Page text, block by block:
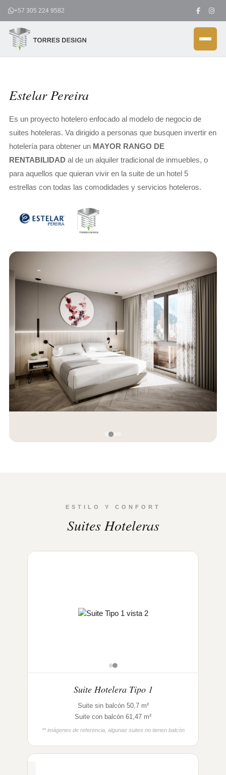
contenido
+57 305 224 9582
Estelar Pereira
Es un proyecto hotelero enfocado al modelo de negocio de
suites hoteleras. Va dirigido a personas que busquen invertir en
hotelería para obtener un MAYOR RANGO DE
RENTABILIDAD al de un alquiler tradicional de inmuebles, o
para aquellos que quieran vivir en la suite de un hotel 5
estrellas con todas las comodidades y servicios hoteleros.
ESTILO Y CONFORT
Suites Hoteleras
Suite Hotelera Tipo 1
Suite sin balcón 50,7 m²
Suite con balcón 61,47 m²
** imágenes de referencia, algunas suites no tienen balcón